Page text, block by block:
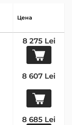
Цена
8 275 Lei
8 607 Lei
8 685 Lei